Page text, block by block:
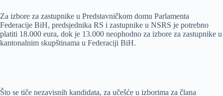
Za izbore za zastupnike u Predstavničkom domu Parlamenta
Federacije BiH, predsjednika RS i zastupnike u NSRS je potrebno
platiti 18.000 eura, dok je 13.000 neophodno za izbore za zastupnike u
kantonalnim skupštinama u Federaciji BiH.
Što se tiče nezavisnih kandidata, za učešće u izborima za člana